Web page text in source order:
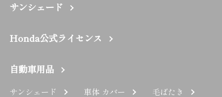
サンシェード
Honda公式ライセンス
自動車用品
サンシェード 車体 カバー
毛ばたき